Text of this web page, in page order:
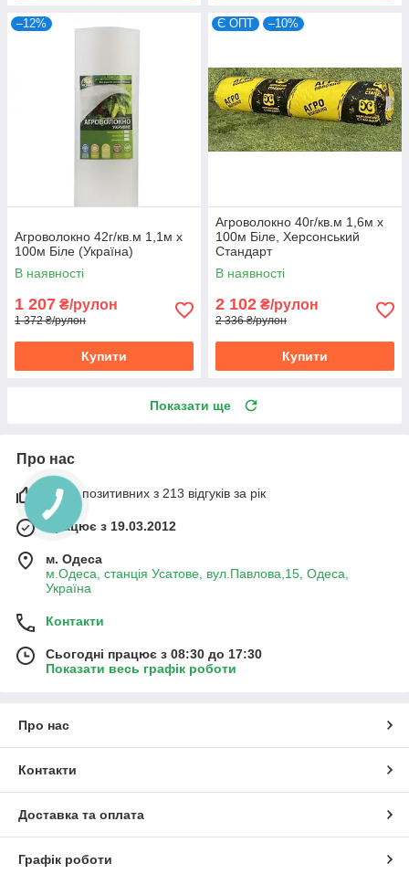
–12%
Агроволокно 42г/кв.м 1,1м х
100м Біле (Україна)
В наявності
1 207 ₴/рулон
1 372 ₴/рулон
Купити
Є ОПТ –10%
Агроволокно 40г/кв.м 1,6м х
100м Біле, Херсонський
Стандарт
В наявності
2 102 ₴/рулон
2 336 ₴/рулон
Купити
Показати ще
Про нас
100% позитивних з 213 відгуків за рік
Працює з 19.03.2012
м. Одеса
м.Одеса, станція Усатове, вул.Павлова,15, Одеса,
Україна
Контакти
Сьогодні працює з 08:30 до 17:30
Показати весь графік роботи
Про нас
Контакти
Доставка та оплата
Графік роботи